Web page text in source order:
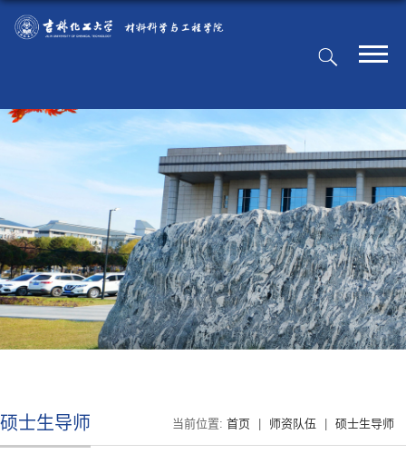
当前位置: 首页 师资队伍 硕士生导师
硕士生导师